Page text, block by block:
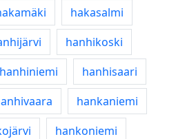
hakasalmi
hanhikoski
hanhiniemi
hanhisaari
hankaniemi
hankoniemi